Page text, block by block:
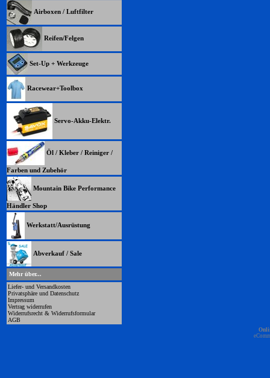
Airboxen / Luftfilter
Reifen/Felgen
Set-Up + Werkzeuge
Racewear+Toolbox
Servo-Akku-Elektr.
Öl / Kleber / Reiniger /
Farben und Zubehör
Mountain Bike Performance
Händler Shop
Werkstatt/Ausrüstung
Abverkauf / Sale
Mehr über...
Liefer- und Versandkosten
Privatsphäre und Datenschutz
Impressum
Vertrag widerrufen
Widerrufsrecht & Widerrufsformular
AGB